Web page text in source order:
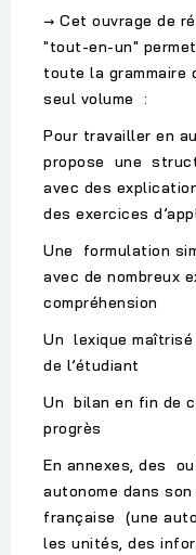
→ Cet ouvrage de
"tout-en-un"
toute la grammaire
seul volume :
Pour travailler en
propose une
avec des
des exercices
Une formulation
avec de nombreux
compréhension
Un lexique
de l’étudiant
Un bilan en fin de
progrès
En annexes, des
autonome dans
française (une
les unités, des